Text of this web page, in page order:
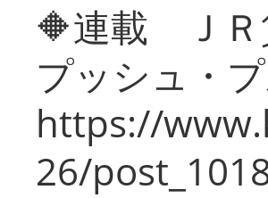
🔶連載 ＪＲ
プッシュ・
https://
26/